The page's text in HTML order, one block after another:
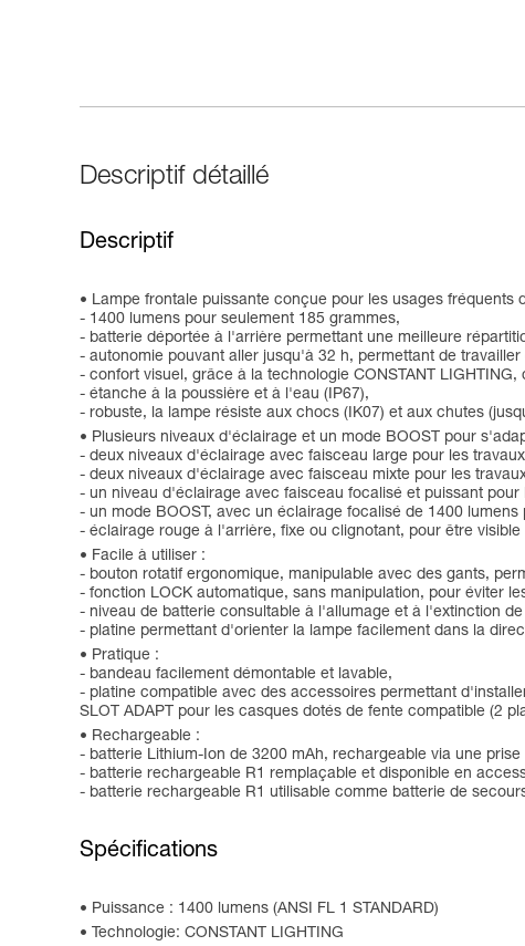
Descriptif détaillé
Descriptif
Lampe frontale puissante conçue pour les usages fréquents
- 1400 lumens pour seulement 185 grammes,
- batterie déportée à l'arrière permettant une meilleure
- autonomie pouvant aller jusqu'à 32 h, permettant de
- confort visuel, grâce à la technologie CONSTANT
- étanche à la poussière et à l'eau (IP67),
- robuste, la lampe résiste aux chocs (IK07) et aux chutes
Plusieurs niveaux d'éclairage et un mode BOOST pour
- deux niveaux d'éclairage avec faisceau large pour les
- deux niveaux d'éclairage avec faisceau mixte pour les
- un niveau d'éclairage avec faisceau focalisé et puissant pour
- un mode BOOST, avec un éclairage focalisé de 1400
- éclairage rouge à l'arrière, fixe ou clignotant, pour être
Facile à utiliser :
- bouton rotatif ergonomique, manipulable avec des gants,
- fonction LOCK automatique, sans manipulation, pour éviter
- niveau de batterie consultable à l'allumage et à l'extinction
- platine permettant d'orienter la lampe facilement dans la
Pratique :
- bandeau facilement démontable et lavable,
- platine compatible avec des accessoires permettant
SLOT ADAPT pour les casques dotés de fente compatible (2
Rechargeable :
- batterie Lithium-Ion de 3200 mAh, rechargeable via une prise
- batterie rechargeable R1 remplaçable et disponible en
- batterie rechargeable R1 utilisable comme batterie de
Spécifications
Puissance : 1400 lumens (ANSI FL 1 STANDARD)
Technologie: CONSTANT LIGHTING